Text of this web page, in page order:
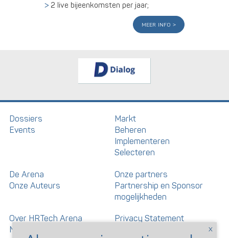
2 live bijeenkomsten per jaar;
meer info
Dossiers
Events
Markt
Beheren
Implementeren
Selecteren
De Arena
Onze Auteurs
Onze partners
Partnership en Sponsor
mogelijkheden
Over HRTech Arena
Nieuwsbrief
Privacy Statement
Gedragscode artikelen en